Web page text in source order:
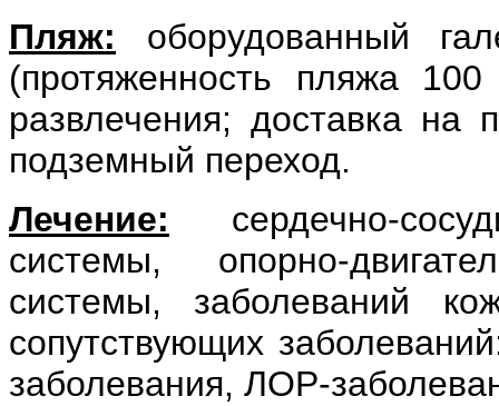
Пляж: оборудованный
(протяженность пляжа
развлечения; доставка на
подземный переход.
Лечение: cердечно-
системы, опорно-
системы, заболеваний
сопутствующих
заболевания, ЛОР-